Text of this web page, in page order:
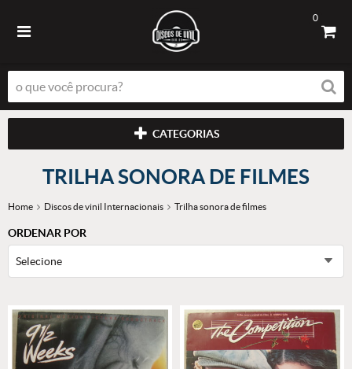
0
CATEGORIAS
TRILHA SONORA DE FILMES
Home Discos de vinil Internacionais Trilha sonora de filmes
ORDENAR POR
Selecione